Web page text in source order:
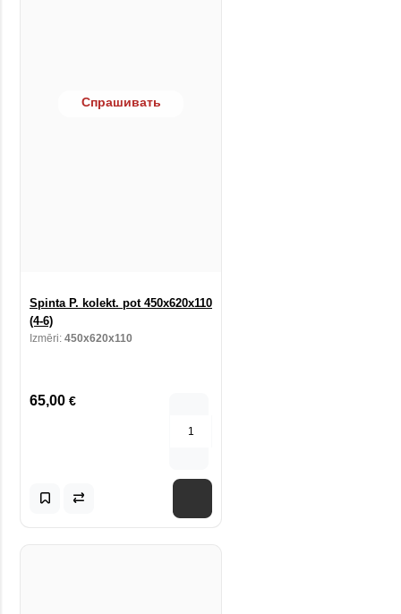
Спрашивать
Spinta P. kolekt. pot 450x620x110
(4-6)
Izmēri: 450x620x110
65,00 €